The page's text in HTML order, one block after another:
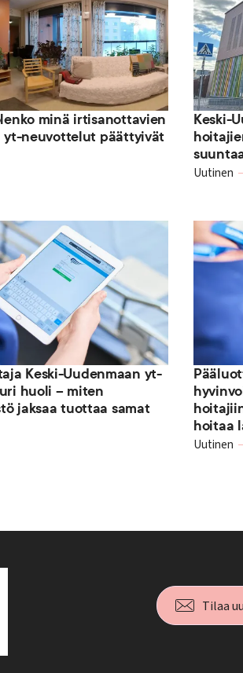
minä irtisanottavien
yt-neuvottelut päättyivät
Keski-
Uutinen
Keski-Uudenmaan yt-
huoli – miten
jaksaa tuottaa samat
hoitaa
Uutinen
Tilaa